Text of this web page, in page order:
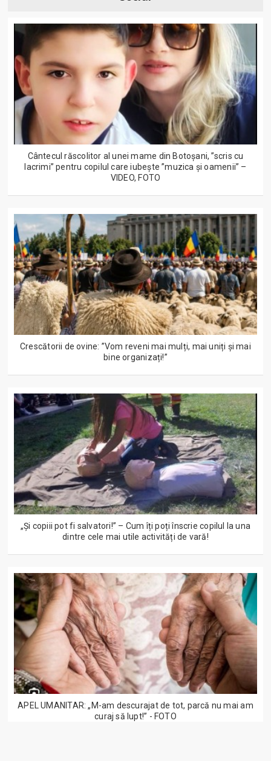
Cântecul răscolitor al unei mame din Botoșani, ”scris cu
lacrimi” pentru copilul care iubește ”muzica și oamenii” –
VIDEO, FOTO
Crescătorii de ovine: ”Vom reveni mai mulți, mai uniți și mai
bine organizați!”
„Și copiii pot fi salvatori!” – Cum îți poți înscrie copilul la una
dintre cele mai utile activități de vară!
APEL UMANITAR: „M-am descurajat de tot, parcă nu mai am
curaj să lupt!” - FOTO